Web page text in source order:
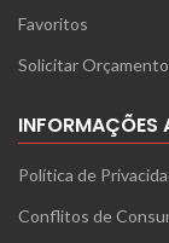
Favoritos
Solicitar Orçamento
INFORMAÇÕES
Política de
Conflitos de